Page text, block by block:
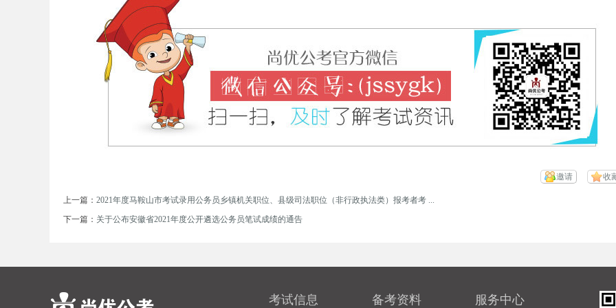
收
邀请
上一篇： 2021年度马鞍山市考试录用公务员乡镇机关职位、县级司法职位（非行政执法类）报考者考 ...
下一篇： 关于公布安徽省2021年度公开遴选公务员笔试成绩的通告
考试信息 备考资料 服务中心